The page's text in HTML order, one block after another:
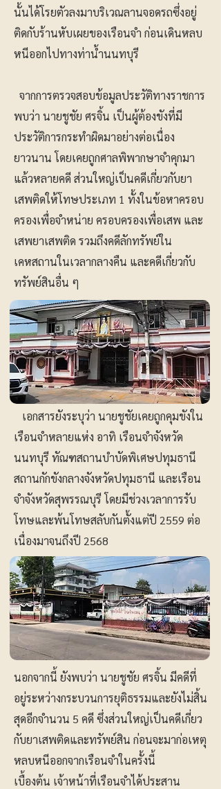
นั้นได้โรยตัวลงมาบริเวณลานจอดรถซึ่งอยู่
ติดกับร้านหับเผยของเรือนจำ ก่อนเดินหลบ
หนีออกไปทางท่าน้ำนนทบุรี
จากการตรวจสอบข้อมูลประวัติทางราชการ
พบว่า นายชูชัย ศรจิ้น เป็นผู้ต้องขังที่มี
ประวัติการกระทำผิดมาอย่างต่อเนื่อง
ยาวนาน โดยเคยถูกศาลพิพากษาจำคุกมา
แล้วหลายคดี ส่วนใหญ่เป็นคดีเกี่ยวกับยา
เสพติดให้โทษประเภท 1 ทั้งในข้อหาครอบ
ครองเพื่อจำหน่าย ครอบครองเพื่อเสพ และ
เสพยาเสพติด รวมถึงคดีลักทรัพย์ใน
เคหสถานในเวลากลางคืน และคดีเกี่ยวกับ
ทรัพย์สินอื่น ๆ
เอกสารยังระบุว่า นายชูชัยเคยถูกคุมขังใน
เรือนจำหลายแห่ง อาทิ เรือนจำจังหวัด
นนทบุรี ทัณฑสถานบำบัดพิเศษปทุมธานี
สถานกักขังกลางจังหวัดปทุมธานี และเรือน
จำจังหวัดสุพรรณบุรี โดยมีช่วงเวลาการรับ
โทษและพ้นโทษสลับกันตั้งแต่ปี 2559 ต่อ
เนื่องมาจนถึงปี 2568
นอกจากนี้ ยังพบว่า นายชูชัย ศรจิ้น มีคดีที่
อยู่ระหว่างกระบวนการยุติธรรมและยังไม่สิ้น
สุดอีกจำนวน 5 คดี ซึ่งส่วนใหญ่เป็นคดีเกี่ยว
กับยาเสพติดและทรัพย์สิน ก่อนจะมาก่อเหตุ
หลบหนีออกจากเรือนจำในครั้งนี้
เบื้องต้น เจ้าหน้าที่เรือนจำได้ประสาน